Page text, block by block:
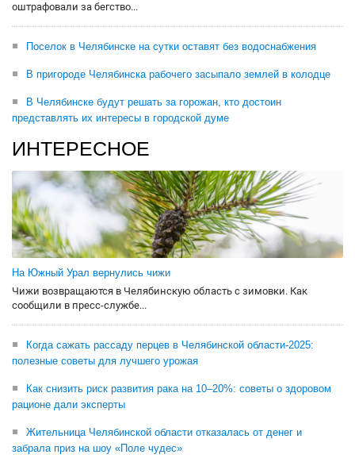
оштрафовали за бегство...
Поселок в Челябинске на сутки оставят без водоснабжения
В пригороде Челябинска рабочего засыпало землей в колодце
В Челябинске будут решать за горожан, кто достоин
представлять их интересы в городской думе
ИНТЕРЕСНОЕ
На Южный Урал вернулись чижи
Чижи возвращаются в Челябинскую область с зимовки. Как
сообщили в пресс-службе...
Когда сажать рассаду перцев в Челябинской области-2025:
полезные советы для лучшего урожая
Как снизить риск развития рака на 10–20%: советы о здоровом
рационе дали эксперты
Жительница Челябинской области отказалась от денег и
забрала приз на шоу «Поле чудес»